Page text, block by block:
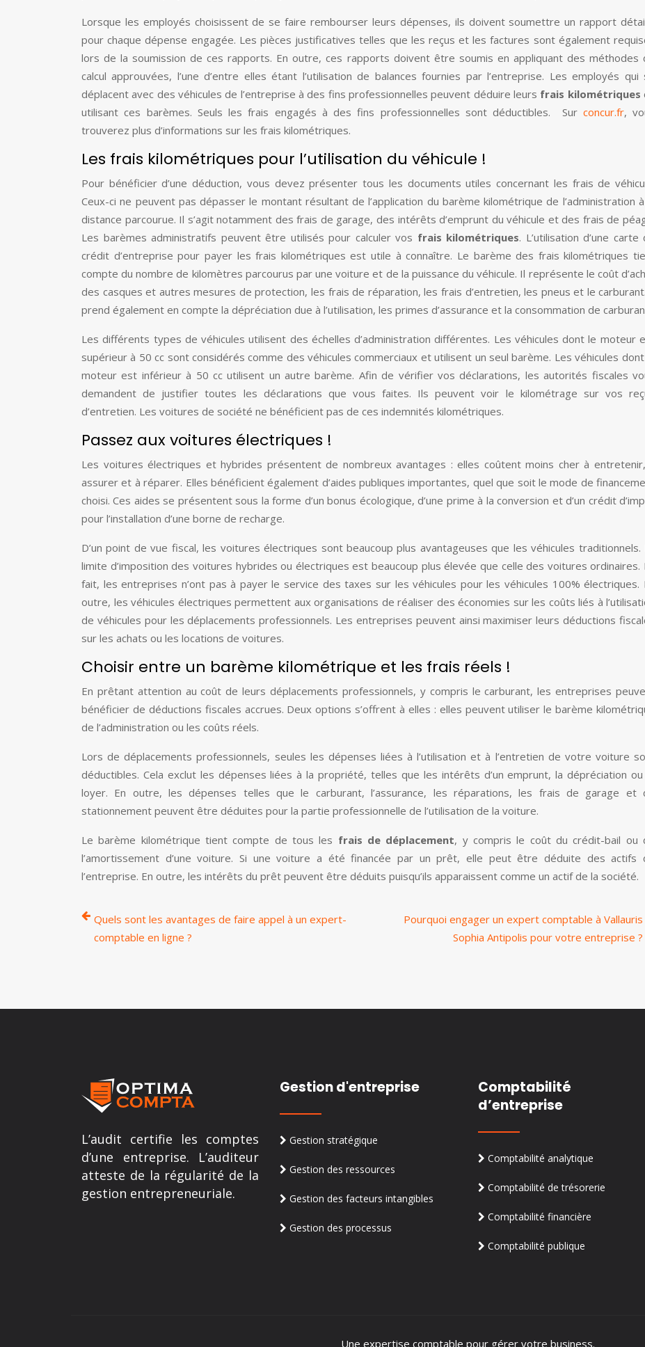
Lorsque les employés choisissent de se faire rembourser leurs dépenses, ils doivent soumettre un rapport
pour chaque dépense engagée. Les pièces justificatives telles que les reçus et les factures sont également
lors de la soumission de ces rapports. En outre, ces rapports doivent être soumis en appliquant des méthodes
calcul approuvées, l’une d’entre elles étant l’utilisation de balances fournies par l’entreprise. Les employés qui
déplacent avec des véhicules de l’entreprise à des fins professionnelles peuvent déduire leurs frais kilométriques
utilisant ces barèmes. Seuls les frais engagés à des fins professionnelles sont déductibles. Sur concur.fr,
trouverez plus d’informations sur les frais kilométriques.
Les frais kilométriques pour l’utilisation du véhicule !
Pour bénéficier d’une déduction, vous devez présenter tous les documents utiles concernant les frais de
Ceux-ci ne peuvent pas dépasser le montant résultant de l’application du barème kilométrique de l’administration
distance parcourue. Il s’agit notamment des frais de garage, des intérêts d’emprunt du véhicule et des frais de
Les barèmes administratifs peuvent être utilisés pour calculer vos frais kilométriques. L’utilisation d’une carte
crédit d’entreprise pour payer les frais kilométriques est utile à connaître. Le barème des frais kilométriques
compte du nombre de kilomètres parcourus par une voiture et de la puissance du véhicule. Il représente le coût
des casques et autres mesures de protection, les frais de réparation, les frais d’entretien, les pneus et le
prend également en compte la dépréciation due à l’utilisation, les primes d’assurance et la consommation de
Les différents types de véhicules utilisent des échelles d’administration différentes. Les véhicules dont le moteur
supérieur à 50 cc sont considérés comme des véhicules commerciaux et utilisent un seul barème. Les véhicules
moteur est inférieur à 50 cc utilisent un autre barème. Afin de vérifier vos déclarations, les autorités fiscales
demandent de justifier toutes les déclarations que vous faites. Ils peuvent voir le kilométrage sur vos
d’entretien. Les voitures de société ne bénéficient pas de ces indemnités kilométriques.
Passez aux voitures électriques !
Les voitures électriques et hybrides présentent de nombreux avantages : elles coûtent moins cher à
assurer et à réparer. Elles bénéficient également d’aides publiques importantes, quel que soit le mode de
choisi. Ces aides se présentent sous la forme d’un bonus écologique, d’une prime à la conversion et d’un crédit
pour l’installation d’une borne de recharge.
D’un point de vue fiscal, les voitures électriques sont beaucoup plus avantageuses que les véhicules traditionnels.
limite d’imposition des voitures hybrides ou électriques est beaucoup plus élevée que celle des voitures ordinaires.
fait, les entreprises n’ont pas à payer le service des taxes sur les véhicules pour les véhicules 100% électriques.
outre, les véhicules électriques permettent aux organisations de réaliser des économies sur les coûts liés à
de véhicules pour les déplacements professionnels. Les entreprises peuvent ainsi maximiser leurs déductions
sur les achats ou les locations de voitures.
Choisir entre un barème kilométrique et les frais réels !
En prêtant attention au coût de leurs déplacements professionnels, y compris le carburant, les entreprises
bénéficier de déductions fiscales accrues. Deux options s’offrent à elles : elles peuvent utiliser le barème
de l’administration ou les coûts réels.
Lors de déplacements professionnels, seules les dépenses liées à l’utilisation et à l’entretien de votre voiture
déductibles. Cela exclut les dépenses liées à la propriété, telles que les intérêts d’un emprunt, la dépréciation
loyer. En outre, les dépenses telles que le carburant, l’assurance, les réparations, les frais de garage et
stationnement peuvent être déduites pour la partie professionnelle de l’utilisation de la voiture.
Le barème kilométrique tient compte de tous les frais de déplacement, y compris le coût du crédit-bail ou
l’amortissement d’une voiture. Si une voiture a été financée par un prêt, elle peut être déduite des actifs
l’entreprise. En outre, les intérêts du prêt peuvent être déduits puisqu’ils apparaissent comme un actif de la société.
Quels sont les avantages de faire appel à un expert-
comptable en ligne ?
Pourquoi engager un expert comptable à Vallauris
Sophia Antipolis pour votre entreprise ?
L’audit certifie les comptes
d’une entreprise. L’auditeur
atteste de la régularité de la
gestion entrepreneuriale.
Gestion d'entreprise
Gestion stratégique
Gestion des ressources
Gestion des facteurs intangibles
Gestion des processus
Comptabilité
d’entreprise
Comptabilité analytique
Comptabilité de trésorerie
Comptabilité financière
Comptabilité publique
Une expertise comptable pour gérer votre business.